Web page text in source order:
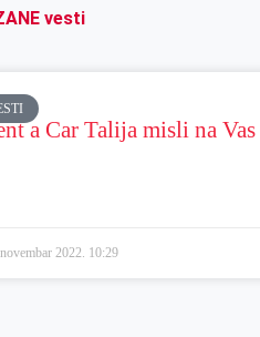
vesti
a Car Talija misli na Vas
2022. 10:29